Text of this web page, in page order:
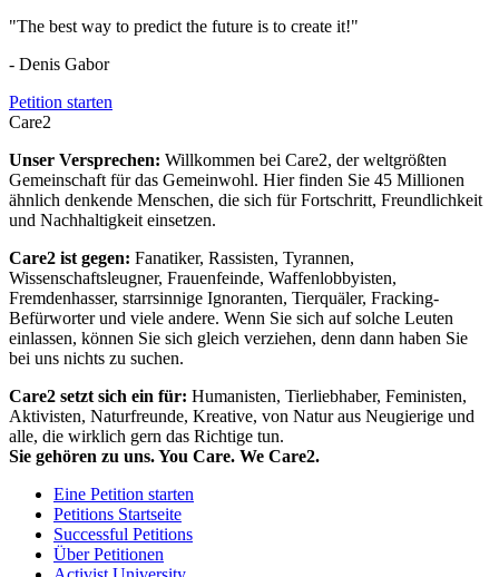
"The best way to predict the future is to create it!"
- Denis Gabor
Petition starten
Care2
Unser Versprechen: Willkommen bei Care2, der weltgrößten
Gemeinschaft für das Gemeinwohl. Hier finden Sie 45 Millionen
ähnlich denkende Menschen, die sich für Fortschritt, Freundlichkeit
und Nachhaltigkeit einsetzen.
Care2 ist gegen: Fanatiker, Rassisten, Tyrannen,
Wissenschaftsleugner, Frauenfeinde, Waffenlobbyisten,
Fremdenhasser, starrsinnige Ignoranten, Tierquäler, Fracking-
Befürworter und viele andere. Wenn Sie sich auf solche Leuten
einlassen, können Sie sich gleich verziehen, denn dann haben Sie
bei uns nichts zu suchen.
Care2 setzt sich ein für: Humanisten, Tierliebhaber, Feministen,
Aktivisten, Naturfreunde, Kreative, von Natur aus Neugierige und
alle, die wirklich gern das Richtige tun.
Sie gehören zu uns. You Care. We Care2.
Eine Petition starten
Petitions Startseite
Successful Petitions
Über Petitionen